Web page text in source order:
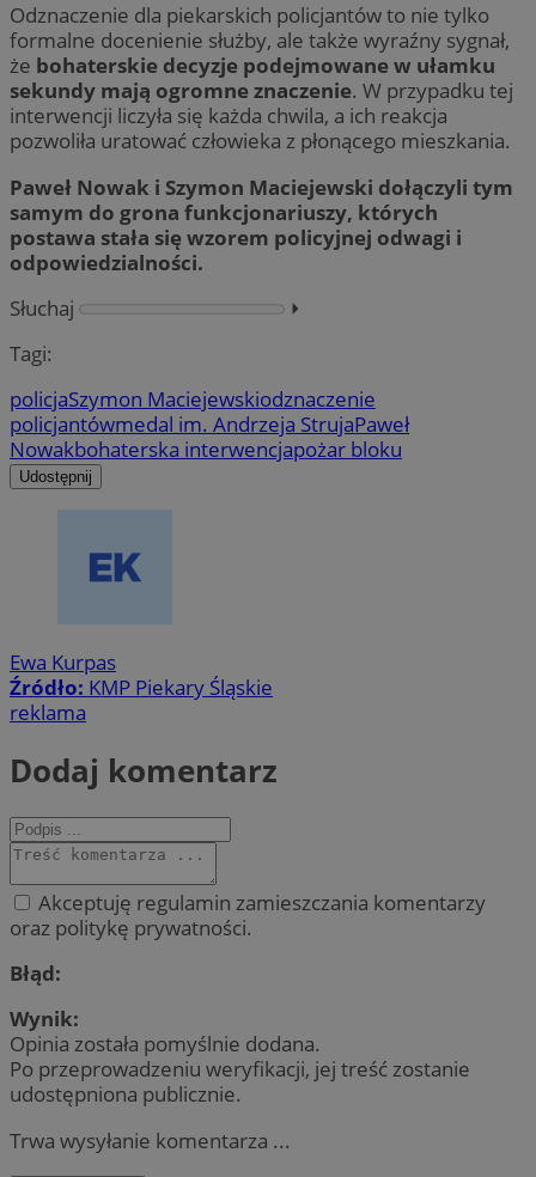
Odznaczenie dla piekarskich policjantów to nie tylko
formalne docenienie służby, ale także wyraźny sygnał,
że bohaterskie decyzje podejmowane w ułamku
sekundy mają ogromne znaczenie. W przypadku tej
interwencji liczyła się każda chwila, a ich reakcja
pozwoliła uratować człowieka z płonącego mieszkania.
Paweł Nowak i Szymon Maciejewski dołączyli tym
samym do grona funkcjonariuszy, których
postawa stała się wzorem policyjnej odwagi i
odpowiedzialności.
Słuchaj
⏵︎
Tagi:
policjaSzymon Maciejewskiodznaczenie
policjantówmedal im. Andrzeja StrujaPaweł
Nowakbohaterska interwencjapożar bloku
Udostępnij
Ewa Kurpas
Źródło: KMP Piekary Śląskie
reklama
Dodaj komentarz
Akceptuję regulamin zamieszczania komentarzy
oraz politykę prywatności.
Błąd:
Wynik:
Opinia została pomyślnie dodana.
Po przeprowadzeniu weryfikacji, jej treść zostanie
udostępniona publicznie.
Trwa wysyłanie komentarza ...